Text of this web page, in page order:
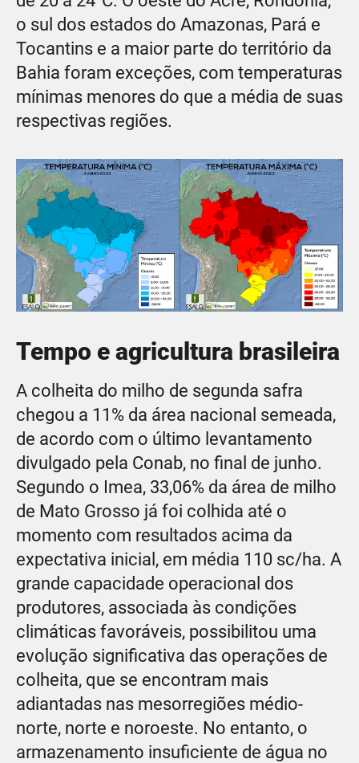
o sul dos estados do Amazonas, Pará e
Tocantins e a maior parte do território da
Bahia foram exceções, com temperaturas
mínimas menores do que a média de suas
respectivas regiões.
Tempo e agricultura brasileira
A colheita do milho de segunda safra
chegou a 11% da área nacional semeada,
de acordo com o último levantamento
divulgado pela Conab, no final de junho.
Segundo o Imea, 33,06% da área de milho
de Mato Grosso já foi colhida até o
momento com resultados acima da
expectativa inicial, em média 110 sc/ha. A
grande capacidade operacional dos
produtores, associada às condições
climáticas favoráveis, possibilitou uma
evolução significativa das operações de
colheita, que se encontram mais
adiantadas nas mesorregiões médio-
norte, norte e noroeste. No entanto, o
armazenamento insuficiente de água no